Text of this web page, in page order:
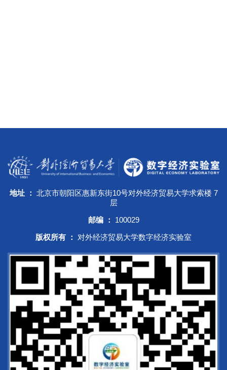
地址 ： 北京市朝阳区惠新东街10号对外经济贸易大学求索楼 7
层
邮编 ：
100029
版权所有 ：
对外经济贸易大学数字经济实验室